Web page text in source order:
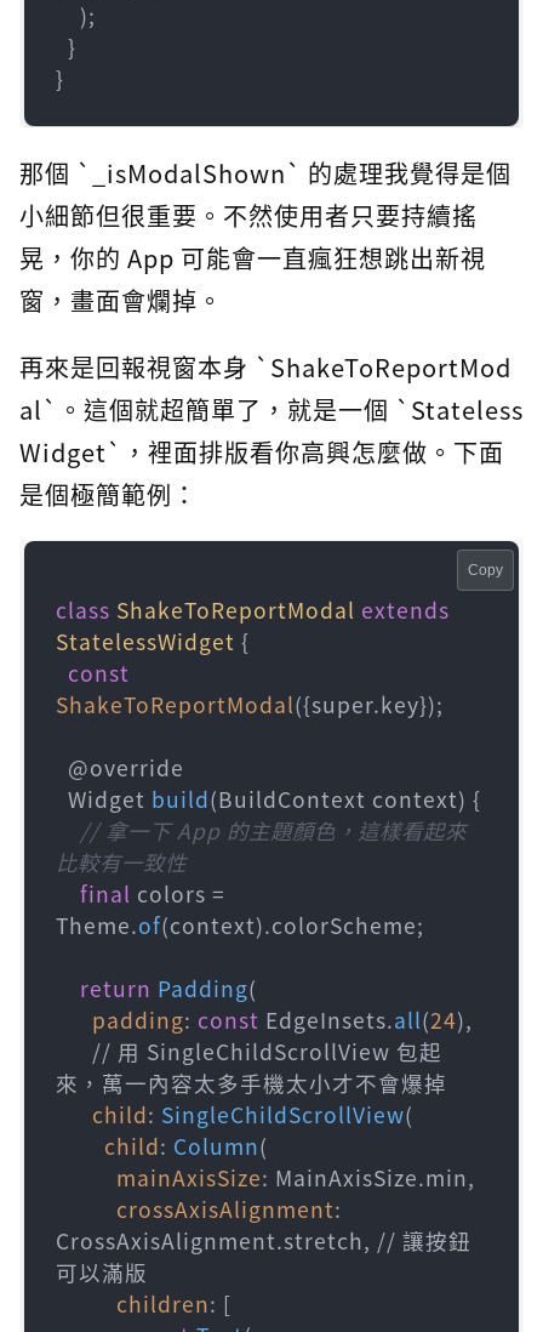
  }
}
那個 `_isModalShown` 的處理我覺得是個
小細節但很重要。不然使用者只要持續搖
晃，你的 App 可能會一直瘋狂想跳出新視
窗，畫面會爛掉。
再來是回報視窗本身 `ShakeToReportMod
al`。這個就超簡單了，就是一個 `Stateless
Widget`，裡面排版看你高興怎麼做。下面
是個極簡範例：
class ShakeToReportModal extends
StatelessWidget {
const
ShakeToReportModal({super.key});
  Widget
build(BuildContext context) {
// 拿一下 App 的主題顏色，這樣看起來
比較有一致性
final colors =
Theme.of(context).colorScheme;
return Padding(
padding: const EdgeInsets.all(24),
來，萬一內容太多手機太小才不會爆掉
child: SingleChildScrollView(
child: Column(
mainAxisSize: MainAxisSize.min,
crossAxisAlignment:
CrossAxisAlignment.stretch, // 讓按鈕
可以滿版
children: [
Copy